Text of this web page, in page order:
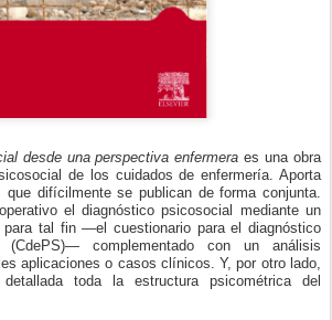
desde una perspectiva enfermera es una obra
de los cuidados de enfermería. Aporta
que difícilmente se publican de forma conjunta.
el diagnóstico psicosocial mediante un
para tal fin —el cuestionario para el diagnóstico
(CdePS)— complementado con un análisis
aplicaciones o casos clínicos. Y, por otro lado,
toda la estructura psicométrica del